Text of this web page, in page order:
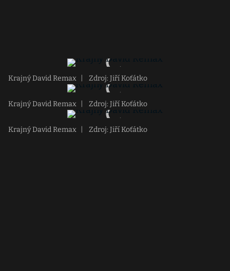
Krajný David Remax Zdroj: Jiří Koťátko
Krajný David Remax Zdroj: Jiří Koťátko
Krajný David Remax Zdroj: Jiří Koťátko